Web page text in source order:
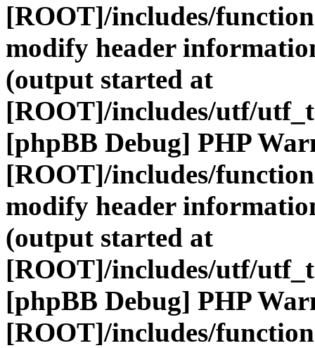
[ROOT]/includes/
modify header
(output started at
[ROOT]/includes/utf/
[phpBB Debug] PHP
[ROOT]/includes/
modify header
(output started at
[ROOT]/includes/utf/
[phpBB Debug] PHP
[ROOT]/includes/